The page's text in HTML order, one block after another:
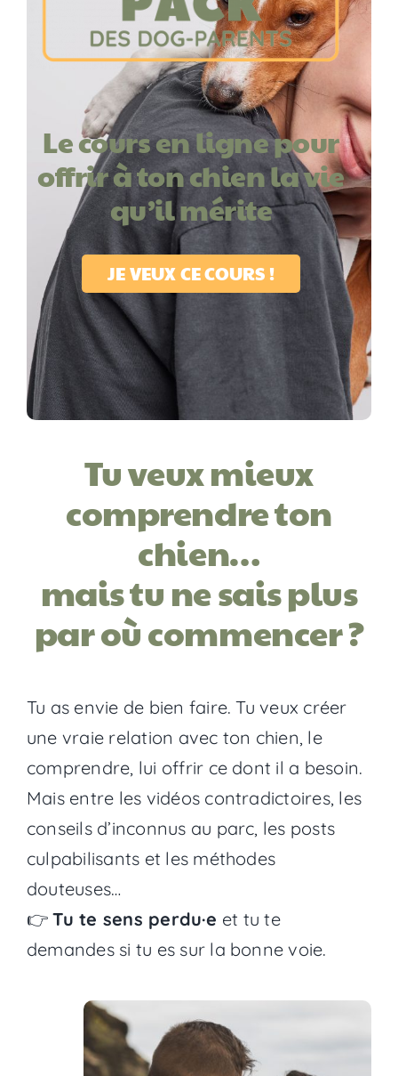
Le cours en ligne pour
offrir à ton chien la vie
qu’il mérite
JE VEUX CE COURS !
Tu veux mieux
comprendre ton
chien…
mais tu ne sais plus
par où commencer ?
Tu as envie de bien faire. Tu veux créer
une vraie relation avec ton chien, le
comprendre, lui offrir ce dont il a besoin.
Mais entre les vidéos contradictoires, les
conseils d’inconnus au parc, les posts
culpabilisants et les méthodes
douteuses…
👉Tu te sens perdu·e et tu te
demandes si tu es sur la bonne voie.